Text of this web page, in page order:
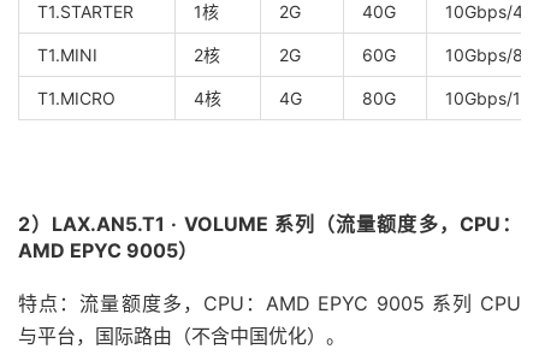
T1.STARTER 1核 2G 40G 10Gbps/4T
T1.MINI 2核 2G 60G 10Gbps/8T
T1.MICRO 4核 4G 80G 10Gbps/
2）LAX.AN5.T1 · VOLUME 系列（流量额度多，CPU：
AMD EPYC 9005）
特点：流量额度多，CPU：AMD EPYC 9005 系列 CPU
与平台，国际路由（不含中国优化）。